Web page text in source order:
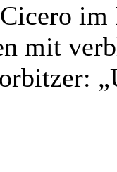
mit